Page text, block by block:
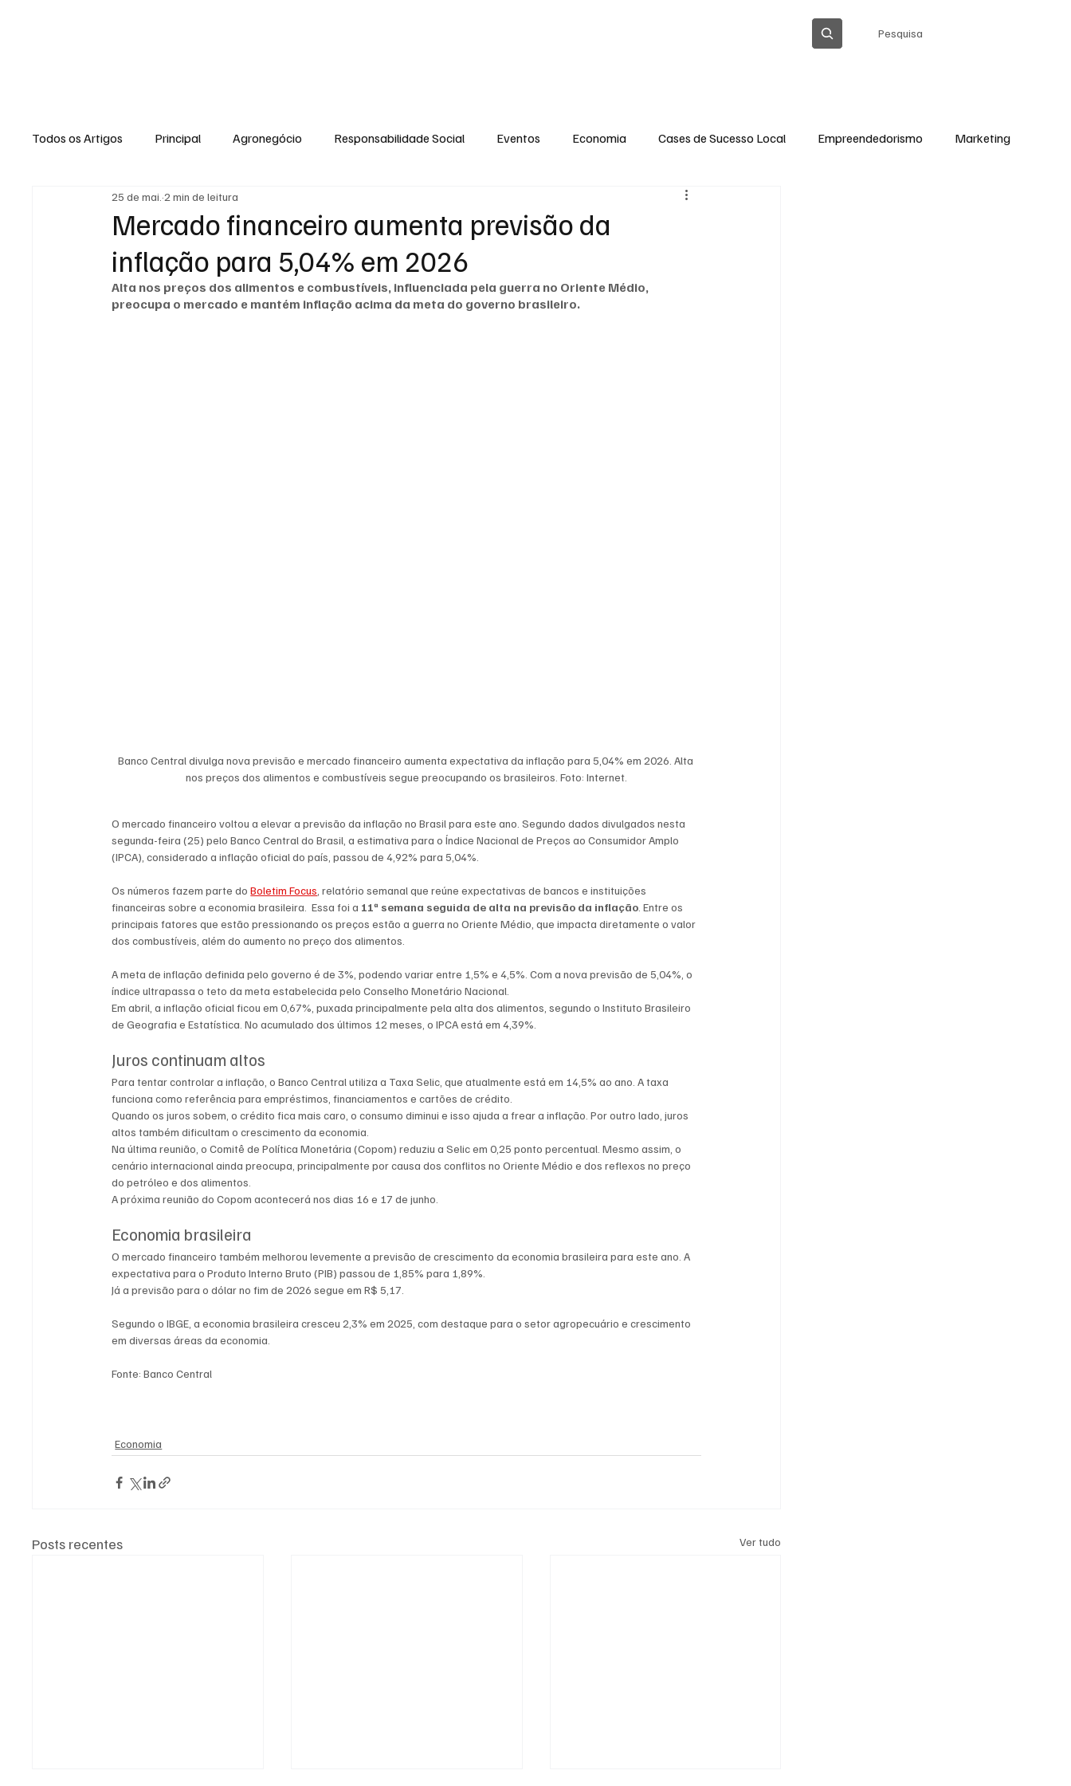
Pesquisa
Todos os Artigos Principal Agronegócio Responsabilidade Social Eventos Economia Cases de Sucesso Local Empreendedorismo Marketing
Expediente Morro do Coco Espírito Santinho
Dielly Rangel Fabricyo Silvestre João Carlos Campista Fabricyo Serqueira
Mercado financeiro aumenta previsão da
inflação para 5,04% em 2026
25 de mai. 2 min de leitura
Alta nos preços dos alimentos e combustíveis, influenciada pela guerra no Oriente Médio,
preocupa o mercado e mantém inflação acima da meta do governo brasileiro.
Banco Central divulga nova previsão e mercado financeiro aumenta expectativa da inflação para 5,04% em 2026. Alta
nos preços dos alimentos e combustíveis segue preocupando os brasileiros. Foto: Internet.
O mercado financeiro voltou a elevar a previsão da inflação no Brasil para este ano. Segundo dados divulgados nesta
segunda-feira (25) pelo Banco Central do Brasil, a estimativa para o Índice Nacional de Preços ao Consumidor Amplo
(IPCA), considerado a inflação oficial do país, passou de 4,92% para 5,04%.
Os números fazem parte do Boletim Focus , relatório semanal que reúne expectativas de bancos e instituições
financeiras sobre a economia brasileira.  Essa foi a 11ª semana seguida de alta na previsão da inflação . Entre os
principais fatores que estão pressionando os preços estão a guerra no Oriente Médio, que impacta diretamente o valor
dos combustíveis, além do aumento no preço dos alimentos.
A meta de inflação definida pelo governo é de 3%, podendo variar entre 1,5% e 4,5%. Com a nova previsão de 5,04%, o
índice ultrapassa o teto da meta estabelecida pelo Conselho Monetário Nacional.
Em abril, a inflação oficial ficou em 0,67%, puxada principalmente pela alta dos alimentos, segundo o Instituto Brasileiro
de Geografia e Estatística. No acumulado dos últimos 12 meses, o IPCA está em 4,39%.
Juros continuam altos
Para tentar controlar a inflação, o Banco Central utiliza a Taxa Selic, que atualmente está em 14,5% ao ano. A taxa
funciona como referência para empréstimos, financiamentos e cartões de crédito.
Quando os juros sobem, o crédito fica mais caro, o consumo diminui e isso ajuda a frear a inflação. Por outro lado, juros
altos também dificultam o crescimento da economia.
Na última reunião, o Comitê de Política Monetária (Copom) reduziu a Selic em 0,25 ponto percentual. Mesmo assim, o
cenário internacional ainda preocupa, principalmente por causa dos conflitos no Oriente Médio e dos reflexos no preço
do petróleo e dos alimentos.
A próxima reunião do Copom acontecerá nos dias 16 e 17 de junho.
Economia brasileira
O mercado financeiro também melhorou levemente a previsão de crescimento da economia brasileira para este ano. A
expectativa para o Produto Interno Bruto (PIB) passou de 1,85% para 1,89%.
Já a previsão para o dólar no fim de 2026 segue em R$ 5,17.
Segundo o IBGE, a economia brasileira cresceu 2,3% em 2025, com destaque para o setor agropecuário e crescimento
em diversas áreas da economia.
Fonte: Banco Central
Economia
Posts recentes Ver tudo